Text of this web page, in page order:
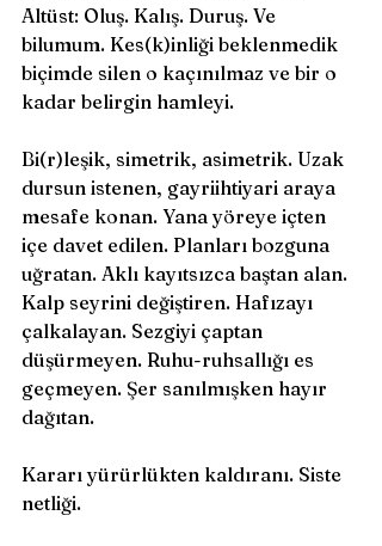
Altüst: Oluş. Kalış. Duruş. Ve
bilumum. Kes(k)inliği beklenmedik
biçimde silen o kaçınılmaz ve bir o
kadar belirgin hamleyi.
Bi(r)leşik, simetrik, asimetrik. Uzak
dursun istenen, gayriihtiyari araya
mesafe konan. Yana yöreye içten
içe davet edilen. Planları bozguna
uğratan. Aklı kayıtsızca baştan alan.
Kalp seyrini değiştiren. Hafızayı
çalkalayan. Sezgiyi çaptan
düşürmeyen. Ruhu-ruhsallığı es
geçmeyen. Şer sanılmışken hayır
dağıtan.
Kararı yürürlükten kaldıranı. Siste
netliği.